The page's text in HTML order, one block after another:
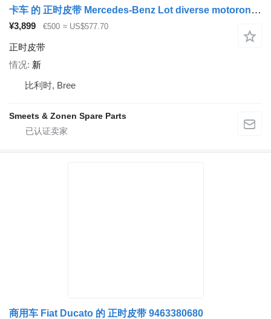
卡车 的 正时皮带 Mercedes-Benz Lot diverse motoronderdelen mercedes
¥3,899 €500 ≈ US$577.70
正时皮带
情况 新
比利时, Bree
Smeets & Zonen Spare Parts
商用车 Fiat Ducato 的 正时皮带 9463380680